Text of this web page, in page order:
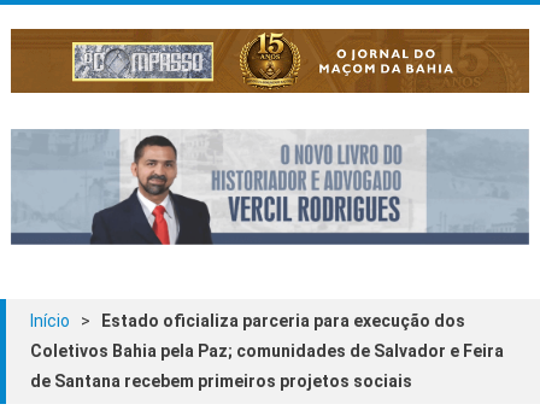
Início >
Estado oficializa parceria para execução dos
Coletivos Bahia pela Paz; comunidades de Salvador e Feira
de Santana recebem primeiros projetos sociais